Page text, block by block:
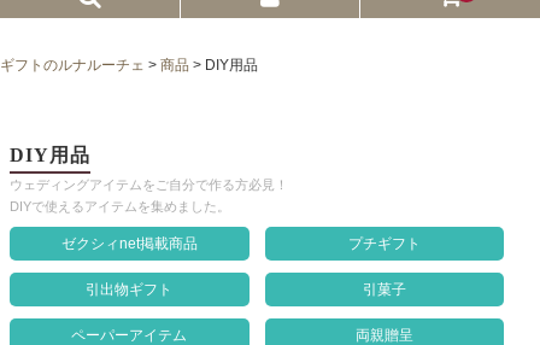
ウェイトドール
子育て卒業証書
ウェルカムボード
クロックギフト
ペーパーアイテム
ギフトのルナルーチェ > 商品 > DIY用品
DIY用品
ウェディングアイテムをご自分で作る方必見！
DIYで使えるアイテムを集めました。
ゼクシィnet掲載商品 プチギフト
引出物ギフト 引菓子
ペーパーアイテム 両親贈呈